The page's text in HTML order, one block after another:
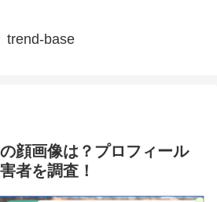
trend-base
顔画像は？プロフィール
者を調査！